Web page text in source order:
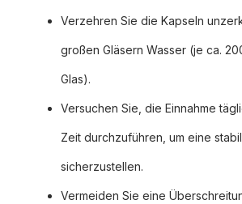
Verzehren Sie die Kapseln
großen Gläsern Wasser (je ca.
Glas).
Versuchen Sie, die Einnahme
Zeit durchzuführen, um eine
sicherzustellen.
Vermeiden Sie eine